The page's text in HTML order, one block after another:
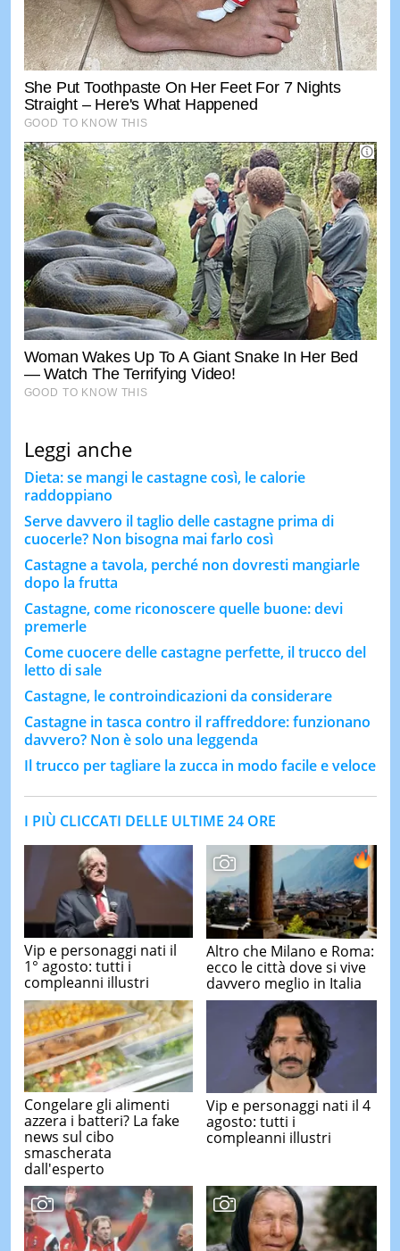
Leggi anche
Dieta: se mangi le castagne così, le calorie
raddoppiano
Serve davvero il taglio delle castagne prima di
cuocerle? Non bisogna mai farlo così
Castagne a tavola, perché non dovresti mangiarle
dopo la frutta
Castagne, come riconoscere quelle buone: devi
premerle
Come cuocere delle castagne perfette, il trucco del
letto di sale
Castagne, le controindicazioni da considerare
Castagne in tasca contro il raffreddore: funzionano
davvero? Non è solo una leggenda
Il trucco per tagliare la zucca in modo facile e veloce
I PIÙ CLICCATI DELLE ULTIME 24 ORE
Vip e personaggi nati il
1° agosto: tutti i
compleanni illustri
Altro che Milano e Roma:
ecco le città dove si vive
davvero meglio in Italia
Congelare gli alimenti
azzera i batteri? La fake
news sul cibo
smascherata
dall'esperto
Vip e personaggi nati il 4
agosto: tutti i
compleanni illustri